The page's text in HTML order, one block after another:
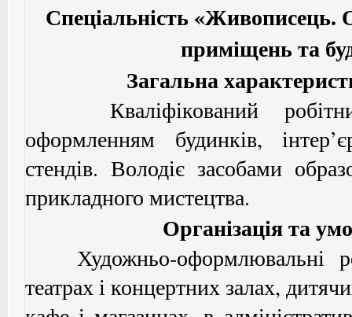
Спеціальність
приміщень та
Загальна
Кваліфікований
оформленням будинків,
стендів. Володіє засобами
прикладного мистецтва.
Організація та
Художньо-оформлювальні
театрах і концертних залах,